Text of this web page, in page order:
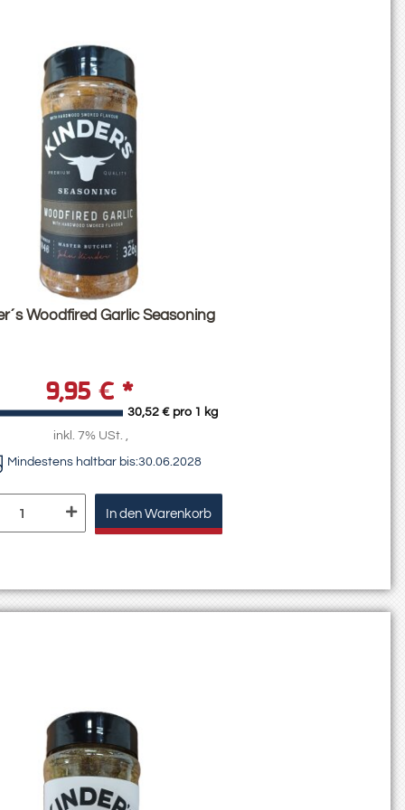
Woodfired Garlic Seasoning
9,95 € *
30,52 € pro 1 kg
inkl. 7% USt. ,
Mindestens haltbar bis:30.06.2028
In den Warenkorb